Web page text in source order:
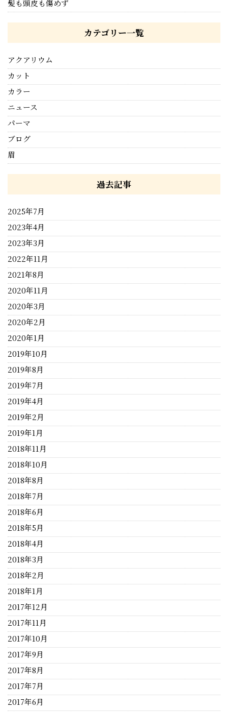
髪も頭皮も傷めず
カテゴリー一覧
アクアリウム
カット
カラー
ニュース
パーマ
ブログ
眉
過去記事
2025年7月
2023年4月
2023年3月
2022年11月
2021年8月
2020年11月
2020年3月
2020年2月
2020年1月
2019年10月
2019年8月
2019年7月
2019年4月
2019年2月
2019年1月
2018年11月
2018年10月
2018年8月
2018年7月
2018年6月
2018年5月
2018年4月
2018年3月
2018年2月
2018年1月
2017年12月
2017年11月
2017年10月
2017年9月
2017年8月
2017年7月
2017年6月